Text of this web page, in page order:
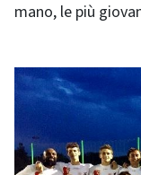
mano, le più